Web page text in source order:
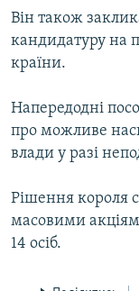
КРИМ РЕАЛІЇ
РУС
УКР
КТАТ
Він також
кандидатуру на
країни.
Напередодні
про можливе
влади у разі
Рішення
масовими
14 осіб.